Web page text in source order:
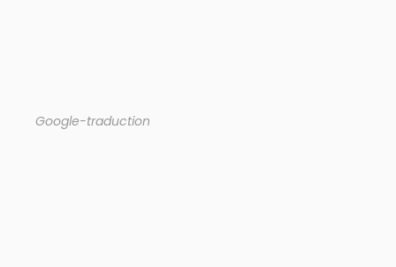
Google-traduction